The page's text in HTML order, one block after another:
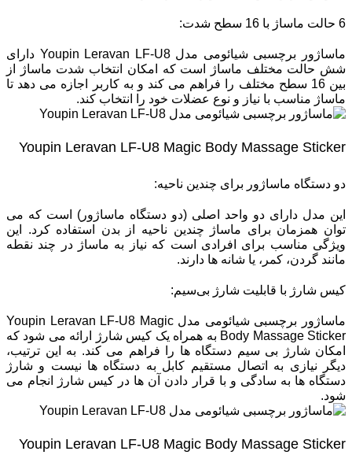
6 حالت ماساژ با 16 سطح شدت:
ماساژور برچسبی شیائومی مدل Youpin Leravan LF-U8 دارای
شش حالت مختلف ماساژ است که امکان انتخاب شدت ماساژ از
بین 16 سطح مختلف را فراهم می‌ کند و به کاربر اجازه می‌ دهد تا
ماساژ مناسب با نیاز و نوع عضلات خود را انتخاب کند.
Youpin Leravan LF-U8 Magic Body Massage Sticker
دو دستگاه ماساژور برای چندین ناحیه:
این مدل دارای دو واحد اصلی (دو دستگاه ماساژور) است که می
‌توان همزمان برای ماساژ چندین ناحیه از بدن استفاده کرد. این
ویژگی مناسب برای افرادی است که نیاز به ماساژ در چند نقطه
مانند گردن، کمر، یا شانه ‌ها دارند.
کیس شارژ با قابلیت شارژ بی‌سیم:
ماساژور برچسبی شیائومی مدل Youpin Leravan LF-U8 Magic
Body Massage Sticker به همراه یک کیس شارژ ارائه می ‌شود که
امکان شارژ بی‌ سیم دستگاه‌ ها را فراهم می‌ کند. به این ترتیب،
دیگر نیازی به اتصال مستقیم کابل به دستگاه ‌ها نیست و شارژ
دستگاه‌ ها به سادگی و با قرار دادن آن ‌ها در کیس شارژ انجام می‌
شود.
Youpin Leravan LF-U8 Magic Body Massage Sticker